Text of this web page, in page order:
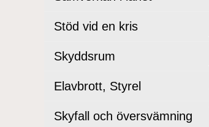
Stöd vid en kris
Skyddsrum
Elavbrott, Styrel
Skyfall och översvämning